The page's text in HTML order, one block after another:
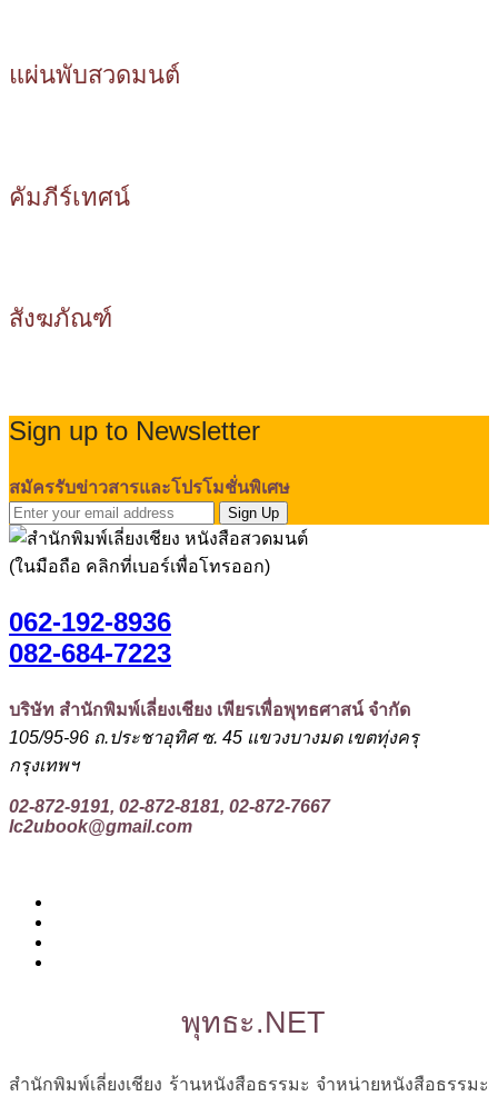
แผ่นพับสวดมนต์
คัมภีร์เทศน์
สังฆภัณฑ์
Sign up to Newsletter
สมัครรับข่าวสารและโปรโมชั่นพิเศษ
Sign Up
(ในมือถือ คลิกที่เบอร์เพื่อโทรออก)
062-192-8936
082-684-7223
บริษัท สำนักพิมพ์เลี่ยงเชียง เพียรเพื่อพุทธศาสน์ จำกัด
105/95-96 ถ.ประชาอุทิศ ซ. 45 แขวงบางมด เขตทุ่งครุ
กรุงเทพฯ
02-872-9191, 02-872-8181, 02-872-7667
lc2ubook@gmail.com
พุทธะ.NET
สำนักพิมพ์เลี่ยงเชียง ร้านหนังสือธรรมะ จำหน่ายหนังสือธรรมะ